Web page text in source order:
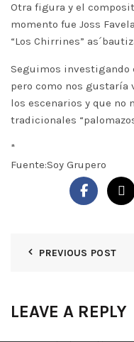
Otra figura y el
momento fue Joss
“Los Chirrines”
Seguimos investigando
pero como nos gustaría
los escenarios y que no
tradicionales
*
Fuente:Soy Grupero
PREVIOUS POST
LEAVE A REPLY